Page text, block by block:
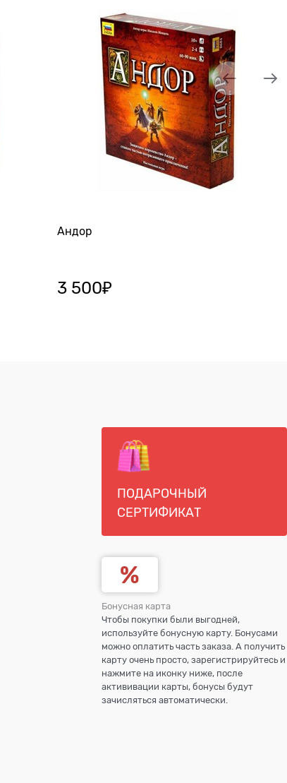
Андор
3 500₽
ПОДАРОЧНЫЙ
СЕРТИФИКАТ
Бонусная карта
Чтобы покупки были выгодней,
используйте бонусную карту. Бонусами
можно оплатить часть заказа. А получить
карту очень просто, зарегистрируйтесь и
нажмите на иконку ниже, после
актививации карты, бонусы будут
зачисляться автоматически.